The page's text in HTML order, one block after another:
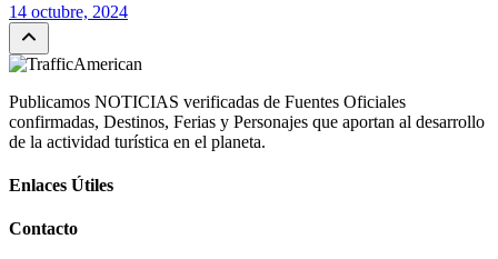
14 octubre, 2024
Publicamos NOTICIAS verificadas de Fuentes Oficiales
confirmadas, Destinos, Ferias y Personajes que aportan al desarrollo
de la actividad turística en el planeta.
Enlaces Útiles
Contacto